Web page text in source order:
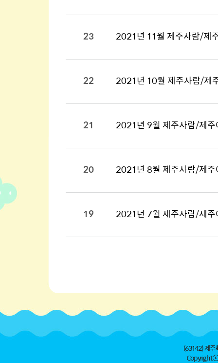
23 2021년 11월 제주사람/제
22 2021년 10월 제주사람/제
21 2021년 9월 제주사람/제주
20 2021년 8월 제주사람/제주
19 2021년 7월 제주사람/제주
(63142) 제주
Copyright